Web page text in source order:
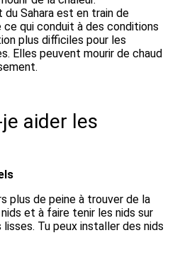
du Sahara est en train de
ce qui conduit à des conditions
plus difficiles pour les
Elles peuvent mourir de chaud
aider les
plus de peine à trouver de la
et à faire tenir les nids sur
Tu peux installer des nids